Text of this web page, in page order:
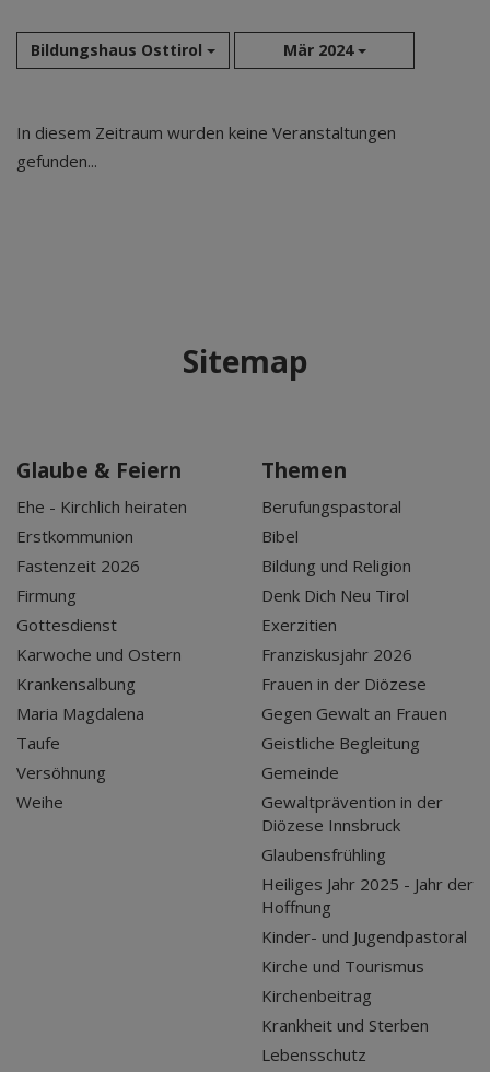
Bildungshaus Osttirol Mär 2024
Aug 2026
Apr 2027
Mai 2027
In diesem Zeitraum wurden keine Veranstaltungen
gefunden...
Sitemap
Glaube & Feiern
Ehe - Kirchlich heiraten
Erstkommunion
Fastenzeit 2026
Firmung
Gottesdienst
Karwoche und Ostern
Krankensalbung
Maria Magdalena
Taufe
Versöhnung
Weihe
Themen
Berufungspastoral
Bibel
Bildung und Religion
Denk Dich Neu Tirol
Exerzitien
Franziskusjahr 2026
Frauen in der Diözese
Gegen Gewalt an Frauen
Geistliche Begleitung
Gemeinde
Gewaltprävention in der
Diözese Innsbruck
Glaubensfrühling
Heiliges Jahr 2025 - Jahr der
Hoffnung
Kinder- und Jugendpastoral
Kirche und Tourismus
Kirchenbeitrag
Krankheit und Sterben
Lebensschutz